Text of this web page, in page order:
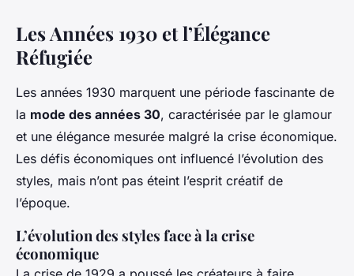
Les Années 1930 et l’Élégance
Réfugiée
Les années 1930 marquent une période fascinante de
la mode des années 30, caractérisée par le glamour
et une élégance mesurée malgré la crise économique.
Les défis économiques ont influencé l’évolution des
styles, mais n’ont pas éteint l’esprit créatif de
l’époque.
L’évolution des styles face à la crise
économique